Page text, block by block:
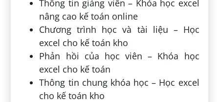
Thông tin giảng viên – Khóa học excel
nâng cao kế toán online
Chương trình học và tài liệu – Học
excel cho kế toán kho
Phản hồi của học viên – Khóa học
excel cho kế toán
Thông tin chung khóa học – Học excel
cho kế toán kho